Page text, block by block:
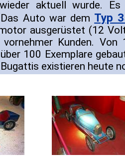
aktuell wurde.
Auto war dem Typ
ausgerüstet (12
Kunden.
100 Exemplare
existieren heute